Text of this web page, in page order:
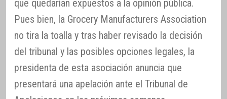
que quedarían expuestos a la opinión pública.
Pues bien, la Grocery Manufacturers Association
no tira la toalla y tras haber revisado la decisión
del tribunal y las posibles opciones legales, la
presidenta de esta asociación anuncia que
presentará una apelación ante el Tribunal de